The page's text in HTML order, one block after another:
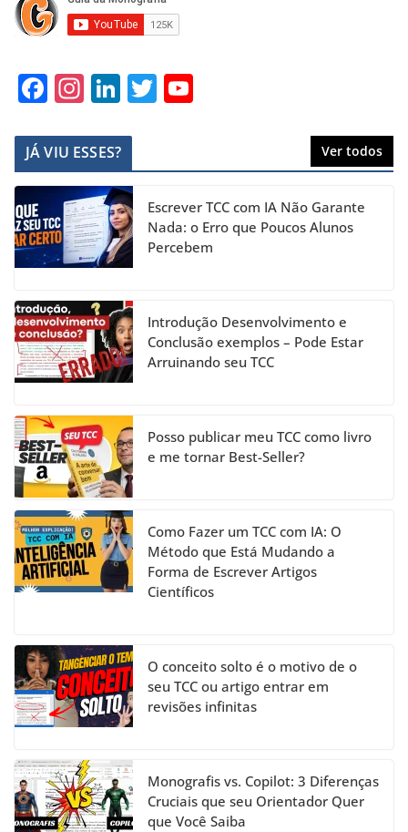
F
c
e
b
o
o
k
In
a
gr
a
m
Li
k
e
dI
n
T
er T
u
b
e
h
a
n
el
JÁ VIU ESSES? Ver todos
Escrever TCC com IA Não Garante
Nada: o Erro que Poucos Alunos
Percebem
Introdução Desenvolvimento e
Conclusão exemplos – Pode Estar
Arruinando seu TCC
Posso publicar meu TCC como livro
e me tornar Best-Seller?
Como Fazer um TCC com IA: O
Método que Está Mudando a
Forma de Escrever Artigos
Científicos
O conceito solto é o motivo de o
seu TCC ou artigo entrar em
revisões infinitas
Monografis vs. Copilot: 3 Diferenças
Cruciais que seu Orientador Quer
que Você Saiba